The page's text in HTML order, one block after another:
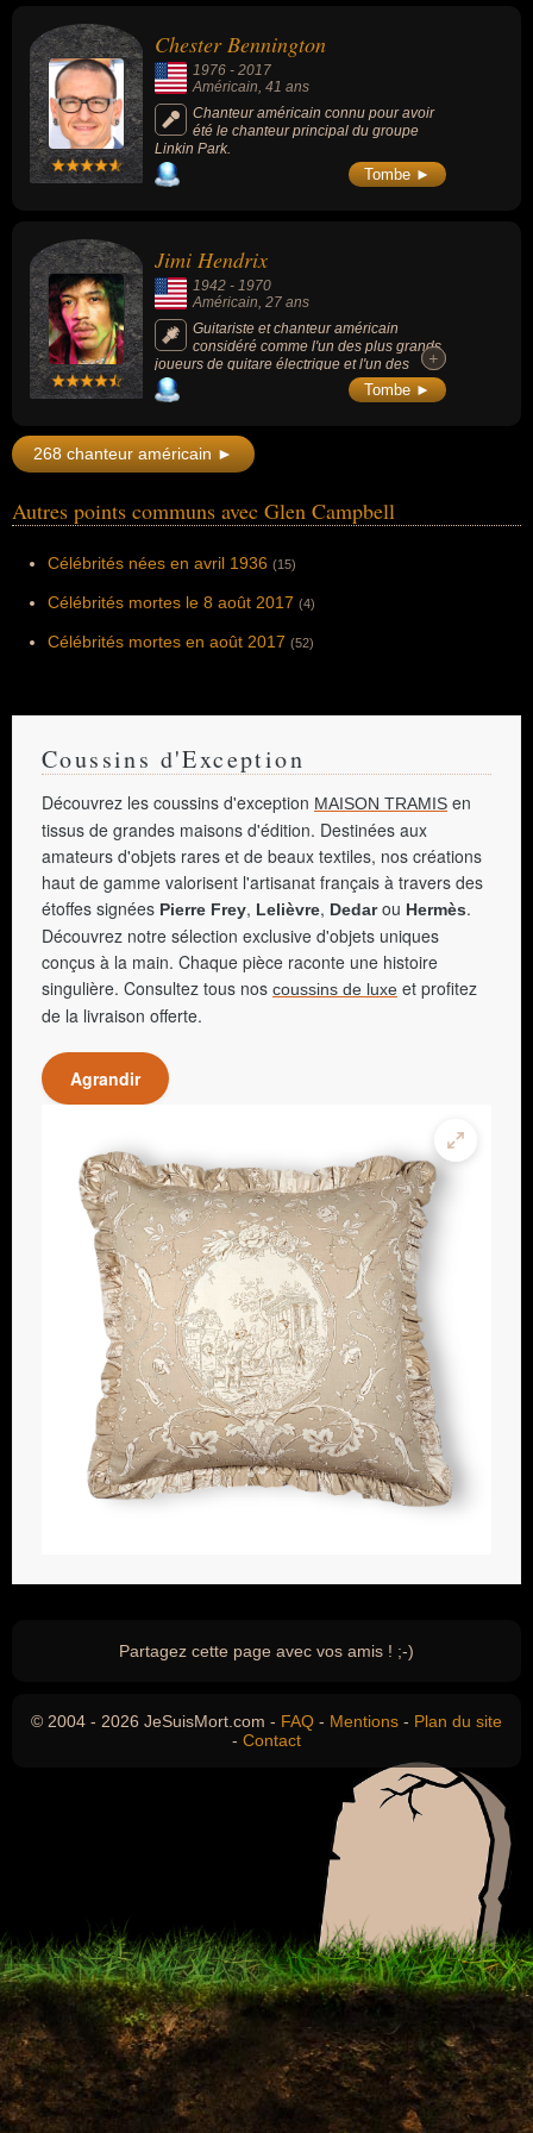
Chester Bennington
1976 - 2017
Américain, 41 ans
Chanteur américain connu pour avoir
été le chanteur principal du groupe
Linkin Park.
Tombe ►
Jimi Hendrix
1942 - 1970
Américain , 27 ans
Guitariste et chanteur américain
considéré comme l'un des plus grands
joueurs de guitare électrique et l'un des
musiciens les plus importants du XXe siècle
dont l'influence dépasse largement le cadre
musicaux qui se développèrent dans les
années 1970 reprirent certains éléments de
sa musique). Il fut un des artistes les plus
siècle, notamment en raison de son
approche révolutionnaire de son instrument
originales en studio et de ses improvisations
survenant après celui de Brian Jones et
précédant ceux de Janis Joplin et Jim
Club des 27.
+
+
Tombe ►
268 chanteur américain ►
Autres points communs avec Glen Campbell
Célébrités nées en avril 1936 (15)
Célébrités mortes le 8 août 2017 (4)
Célébrités mortes en août 2017 (52)
Coussins d'Exception
Découvrez les coussins d'exception MAISON TRAMIS en
tissus de grandes maisons d'édition. Destinées aux
amateurs d'objets rares et de beaux textiles, nos créations
haut de gamme valorisent l'artisanat français à travers des
étoffes signées Pierre Frey, Lelièvre, Dedarou Hermès.
Découvrez notre sélection exclusive d'objets uniques
conçus à la main. Chaque pièce raconte une histoire
singulière. Consultez tous nos coussins de luxe et profitez
de la livraison offerte.
Agrandir
Partagez cette page avec vos amis ! ;-)
© 2004 - 2026 JeSuisMort.com - FAQ - Mentions - Plan du site
- Contact